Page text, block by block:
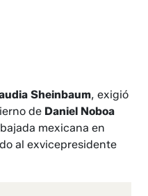
Sheinbaum, exigió
de Daniel Noboa
mexicana en
al exvicepresidente